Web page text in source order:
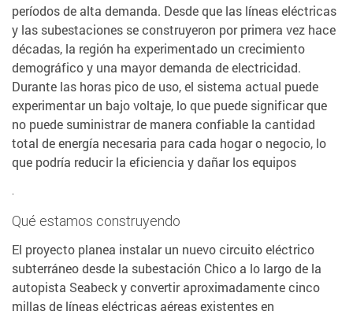
períodos de alta demanda. Desde que las líneas eléctricas
y las subestaciones se construyeron por primera vez hace
décadas, la región ha experimentado un crecimiento
demográfico y una mayor demanda de electricidad.
Durante las horas pico de uso, el sistema actual puede
experimentar un bajo voltaje, lo que puede significar que
no puede suministrar de manera confiable la cantidad
total de energía necesaria para cada hogar o negocio, lo
que podría reducir la eficiencia y dañar los equipos
.
Qué estamos construyendo
El proyecto planea instalar un nuevo circuito eléctrico
subterráneo desde la subestación Chico a lo largo de la
autopista Seabeck y convertir aproximadamente cinco
millas de líneas eléctricas aéreas existentes en